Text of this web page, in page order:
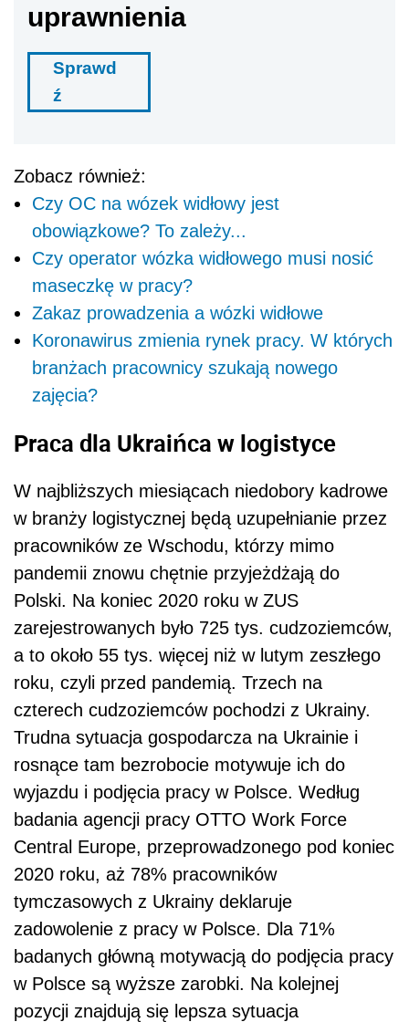
uprawnienia
Sprawd
ź
Zobacz również:
Czy OC na wózek widłowy jest
obowiązkowe? To zależy...
Czy operator wózka widłowego musi nosić
maseczkę w pracy?
Zakaz prowadzenia a wózki widłowe
Koronawirus zmienia rynek pracy. W których
branżach pracownicy szukają nowego
zajęcia?
Praca dla Ukraińca w logistyce
W najbliższych miesiącach niedobory kadrowe
w branży logistycznej będą uzupełnianie przez
pracowników ze Wschodu, którzy mimo
pandemii znowu chętnie przyjeżdżają do
Polski. Na koniec 2020 roku w ZUS
zarejestrowanych było 725 tys. cudzoziemców,
a to około 55 tys. więcej niż w lutym zeszłego
roku, czyli przed pandemią. Trzech na
czterech cudzoziemców pochodzi z Ukrainy.
Trudna sytuacja gospodarcza na Ukrainie i
rosnące tam bezrobocie motywuje ich do
wyjazdu i podjęcia pracy w Polsce. Według
badania agencji pracy OTTO Work Force
Central Europe, przeprowadzonego pod koniec
2020 roku, aż 78% pracowników
tymczasowych z Ukrainy deklaruje
zadowolenie z pracy w Polsce. Dla 71%
badanych główną motywacją do podjęcia pracy
w Polsce są wyższe zarobki. Na kolejnej
pozycji znajdują się lepsza sytuacja